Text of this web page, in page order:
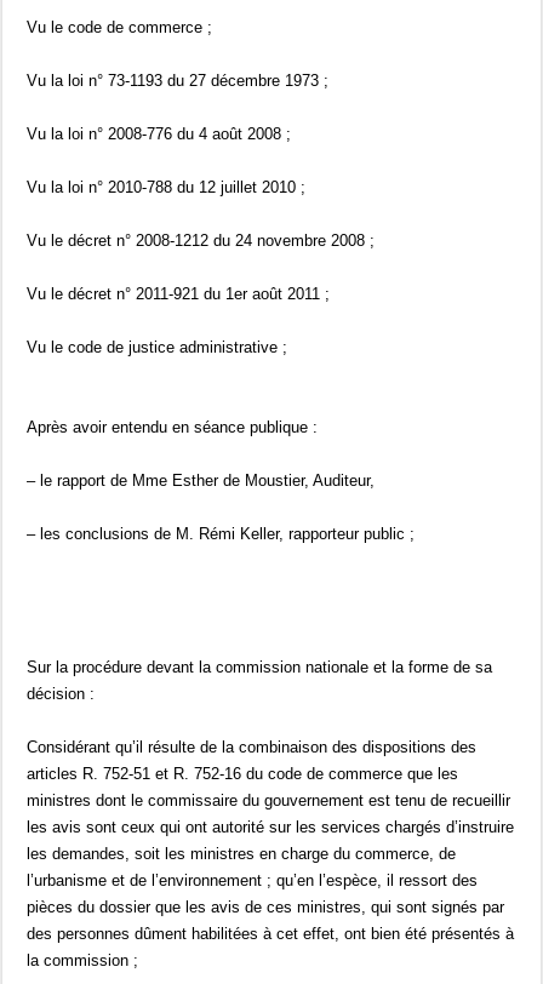
Vu le code de commerce ;
Vu la loi n° 73-1193 du 27 décembre 1973 ;
Vu la loi n° 2008-776 du 4 août 2008 ;
Vu la loi n° 2010-788 du 12 juillet 2010 ;
Vu le décret n° 2008-1212 du 24 novembre 2008 ;
Vu le décret n° 2011-921 du 1er août 2011 ;
Vu le code de justice administrative ;
Après avoir entendu en séance publique :
– le rapport de Mme Esther de Moustier, Auditeur,
– les conclusions de M. Rémi Keller, rapporteur public ;
Sur la procédure devant la commission nationale et la forme de sa
décision :
Considérant qu’il résulte de la combinaison des dispositions des
articles R. 752-51 et R. 752-16 du code de commerce que les
ministres dont le commissaire du gouvernement est tenu de recueillir
les avis sont ceux qui ont autorité sur les services chargés d’instruire
les demandes, soit les ministres en charge du commerce, de
l’urbanisme et de l’environnement ; qu’en l’espèce, il ressort des
pièces du dossier que les avis de ces ministres, qui sont signés par
des personnes dûment habilitées à cet effet, ont bien été présentés à
la commission ;